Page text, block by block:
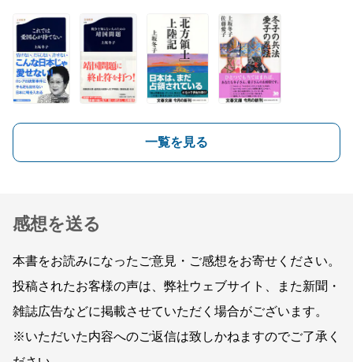
一覧を見る
感想を送る
本書をお読みになったご意見・ご感想をお寄せください。
投稿されたお客様の声は、弊社ウェブサイト、また新聞・
雑誌広告などに掲載させていただく場合がございます。
※いただいた内容へのご返信は致しかねますのでご了承く